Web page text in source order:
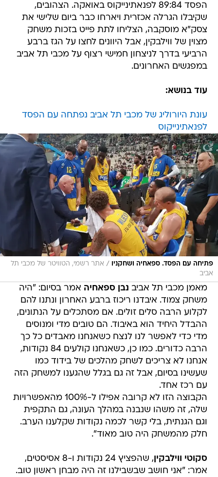
הפסד 89:84 לפנאתינייקוס באואקה. הצהובים,
שקיבלו הגרלה אכזרית ויארחו כבר ביום שלישי את
צסק"א מוסקבה, הצליחו לתת פייט בזכות משחק
מצוין של ווילבקין, אבל היוונים לחצו על הגז ברבע
הרביעי בדרך לניצחון חמישי רצוף על מכבי תל אביב
במפגשים האחרונים.
עוד בנושא:
עונת היורוליג של מכבי תל אביב נפתחה עם הפסד
לפנאתינייקוס
פתיחה עם הפסד. ספאחיה ושחקניו / אתר רשמי, הטוויטר של מכבי תל
אביב
מאמן מכבי תל אביב נבן ספאחיה אמר בסיום: "היה
משחק צמוד. איבדנו ריכוז ברבע האחרון ונתנו להם
לקלוע הרבה סלים זולים. אם מסתכלים על הנתונים,
ההבדל היחיד הוא באיבוד. הם טובים מדי ומנוסים
מדי כדי לאפשר לנו לנצח כשאנחנו מאבדים כל כך
הרבה כדורים. כמו כן, כשאנחנו קולעים 84 נקודות,
אנחנו לא צריכים לשחק מהלכים של בידוד כמו
שעשינו בסיום, אבל זה גם בגלל שהגענו למשחק הזה
עם רכז אחד.
הקבוצה הזו לא קרובה אפילו ל-100% מהאפשרויות
שלה, זה משהו שנבנה במהלך העונה, גם התקפית
וגם הגנתית, בלי קשר לכמה נקודות שקלענו הערב.
חלק מהמשחק היה טוב מאוד".
סקוטי ווילבקין
, שהפציץ 24 נקודות ו-8 אסיסטים,
אמר: "אני חושב שבשבילנו זה היה מבחן ראשון טוב.